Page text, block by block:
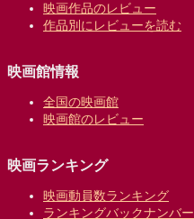
映画作品のレビュー
作品別にレビューを読む
映画館情報
全国の映画館
映画館のレビュー
映画ランキング
映画動員数ランキング
ランキングバックナンバー